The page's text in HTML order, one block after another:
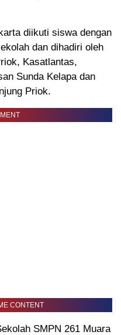
diikuti siswa dengan
dan dihadiri oleh
Kasatlantas,
Sunda Kelapa dan
Priok.
CONTENT
SMPN 261 Muara